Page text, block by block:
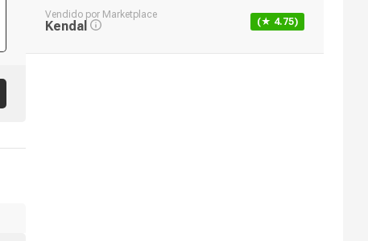
Vendido por Marketplace
Kendal (★ 4.75)